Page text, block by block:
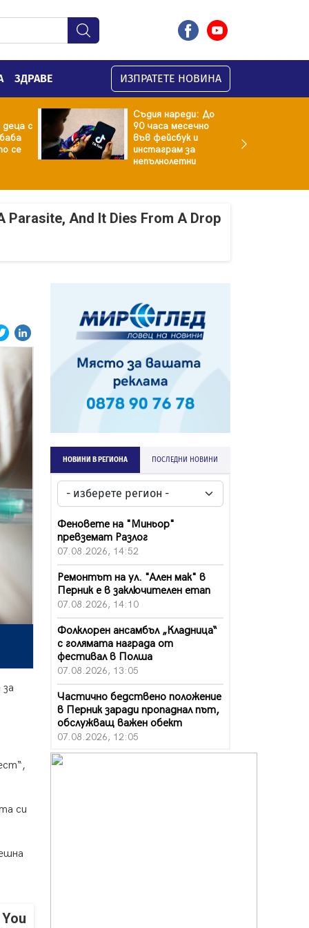
ЗДРАВЕ ИЗПРАТЕТЕ НОВИНА
с
се
Съдия нареди: До
90 часа месечно
във фейсбук и
инстаграм за
непълнолетни
Parasite, And It Dies From A Drop
си
НОВИНИ В РЕГИОНА ПОСЛЕДНИ НОВИНИ
Феновете на "Миньор"
превземат Разлог
07.08.2026, 14:52
Ремонтът на ул. "Ален мак" в
Перник е в заключителен етап
07.08.2026, 14:10
Фолклорен ансамбъл „Кладница“
с голямата награда от
фестивал в Полша
07.08.2026, 13:05
Частично бедствено положение
в Перник заради пропаднал път,
обслужващ важен обект
07.08.2026, 12:05
Да отговорим на жегите с филм